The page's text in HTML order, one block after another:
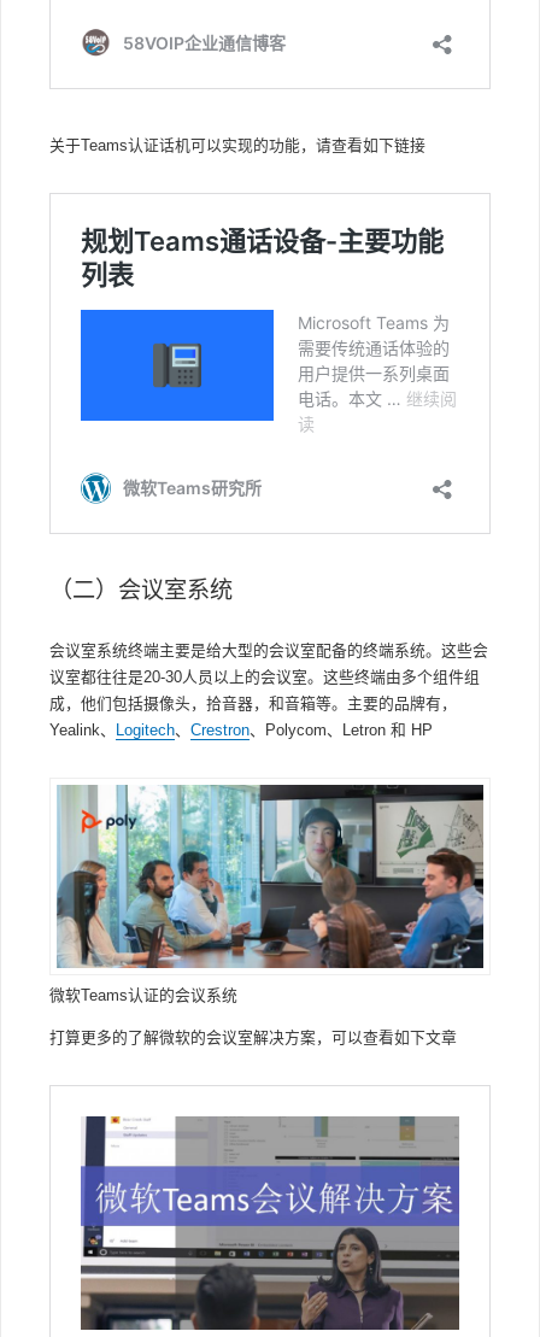
关于Teams认证话机可以实现的功能，请查看如下链接
（二）会议室系统
会议室系统终端主要是给大型的会议室配备的终端系统。这些会
议室都往往是20-30人员以上的会议室。这些终端由多个组件组
成，他们包括摄像头，拾音器，和音箱等。主要的品牌有，
Yealink、
Logitech、 Crestron、Polycom、Letron 和 HP
微软Teams认证的会议系统
打算更多的了解微软的会议室解决方案，可以查看如下文章